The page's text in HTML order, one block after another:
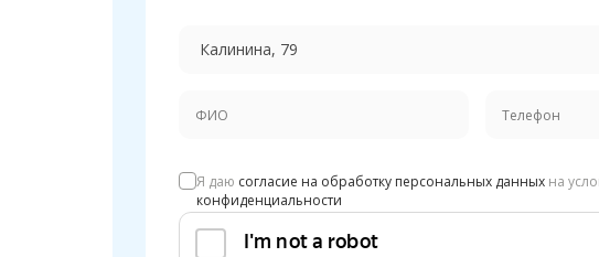
Я даю согласие на обработку персональных данных на
конфиденциальности